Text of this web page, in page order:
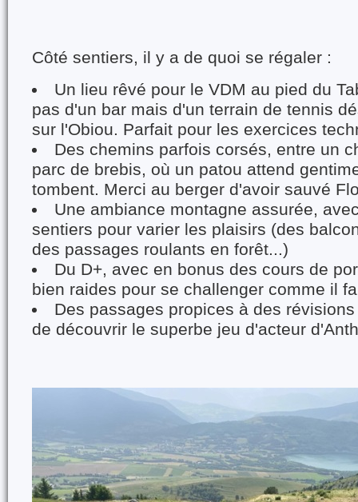
Côté sentiers, il y a de quoi se régaler :
Un lieu rêvé pour le VDM au pied du
pas d'un bar mais d'un terrain de tennis
sur l'Obiou. Parfait pour les exercices
Des chemins parfois corsés, entre un
parc de brebis, où un patou attend
tombent. Merci au berger d'avoir sauvé
Une ambiance montagne assurée,
sentiers pour varier les plaisirs (des
des passages roulants en forêt...)
Du D+, avec en bonus des cours de
bien raides pour se challenger comme il
Des passages propices à des
de découvrir le superbe jeu d'acteur